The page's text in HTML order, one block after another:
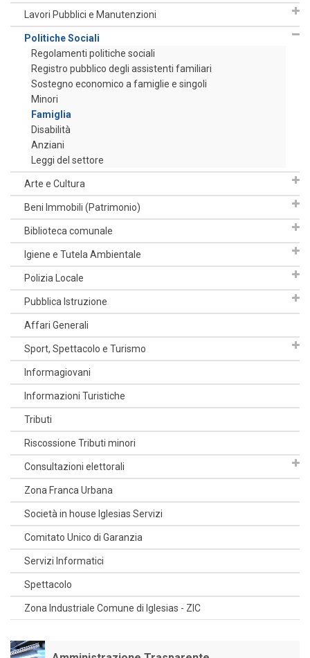
Lavori Pubblici e Manutenzioni
Politiche Sociali
Regolamenti politiche sociali
Registro pubblico degli assistenti familiari
Sostegno economico a famiglie e singoli
Minori
Famiglia
Disabilità
Anziani
Leggi del settore
Arte e Cultura
Beni Immobili (Patrimonio)
Biblioteca comunale
Igiene e Tutela Ambientale
Polizia Locale
Pubblica Istruzione
Affari Generali
Sport, Spettacolo e Turismo
Informagiovani
Informazioni Turistiche
Tributi
Riscossione Tributi minori
Consultazioni elettorali
Zona Franca Urbana
Società in house Iglesias Servizi
Comitato Unico di Garanzia
Servizi Informatici
Spettacolo
Zona Industriale Comune di Iglesias - ZIC